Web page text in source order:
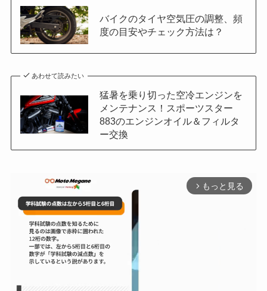
バイクのタイヤ空気圧の調整、頻
度の目安やチェック方法は？
あわせて読みたい
猛暑を乗り切った空冷エンジンを
メンテナンス！スポーツスター
883のエンジンオイル＆フィルタ
ー交換
arrow_forward_ios もっと見る